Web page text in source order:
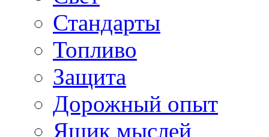
Стандарты
Топливо
Защита
Дорожный опыт
Ящик мыслей